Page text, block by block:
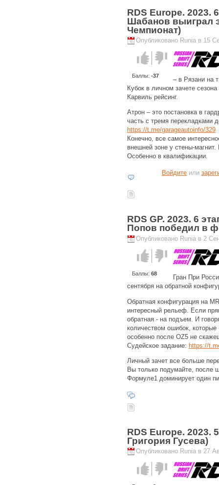
RDS Europe. 2023.
Шабанов выиграл
Чемпионат)
Опубликовано Runia в 15
Голос за!Голос
против!
Баллы: -37
– в Рязани на
Кубок в личном зачете
Карвиль рейсинг.
Атрон – это постановка в
часть с тремя перекладками
https://t.me/garageautoinfo/329
Конечно, все самое
внешней зоне у стены-
Особенно в квалификации.
Войдитеили
RDS GP. 2023. 6
Попов победил в
Опубликовано Runia в 2
Голос за!Голос
против!
Баллы: 68
Гран При
сентября на обратной
Обратная конфигурация на
интересный рельеф. Если
обратная - на подъем. И
количеством ошибок,
особенно после OZ5 не
Судейское задание: https://
Личный зачет все больше
Вы только подумайте, после
Формуле1 доминирует один
RDS Europe. 2023.
Григория Гусева)
Опубликовано Runia в 27
Голос за!Голос
против!